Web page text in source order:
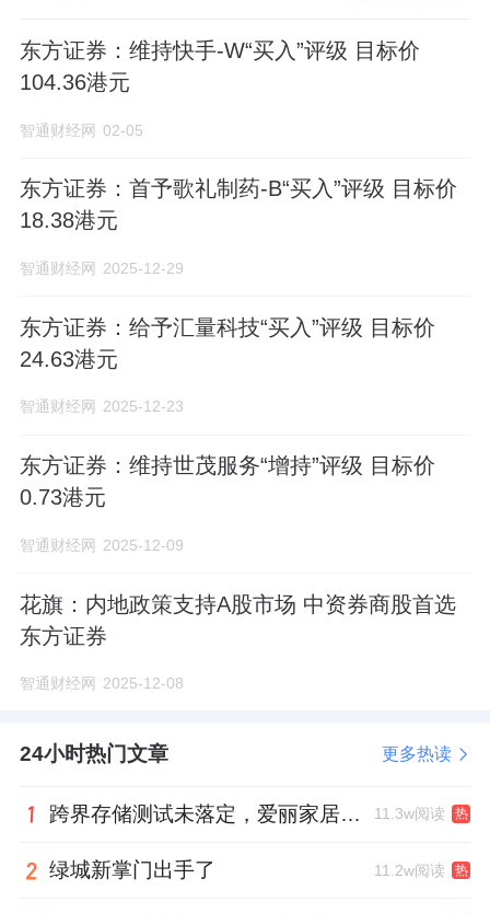
东方证券：维持快手-W“买入”评级 目标价
104.36港元
智通财经网 02-05
东方证券：首予歌礼制药-B“买入”评级 目标价
18.38港元
智通财经网 2025-12-29
东方证券：给予汇量科技“买入”评级 目标价
24.63港元
智通财经网 2025-12-23
东方证券：维持世茂服务“增持”评级 目标价
0.73港元
智通财经网 2025-12-09
花旗：内地政策支持A股市场 中资券商股首选
东方证券
智通财经网 2025-12-08
24小时热门文章 更多热读
跨界存储测试未落定，爱丽家居复牌前自揭多重风险 11.3w阅读 热
绿城新掌门出手了 11.2w阅读 热